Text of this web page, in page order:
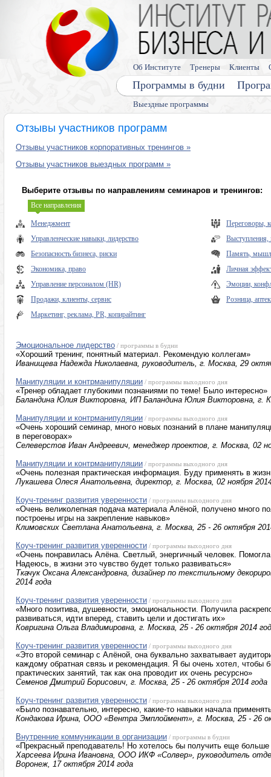
Выездные программы
Программы в будни
Об Институте Тренеры Клиенты
Отзывы участников программ
Отзывы участников корпоративных тренингов »
Отзывы участников выездных программ »
Выберите отзывы по направлениям семинаров и тренингов:
Все направления
Менеджмент
Управленческие навыки, лидерство
Безопасность бизнеса, риски
Экономика, право
Управление персоналом (HR)
Продажи, клиенты, сервис
Маркетинг, реклама, PR, копирайтинг
Переговоры,
Выступления,
Память,
Личная
Эмоции,
Розница,
Эмоциональное лидерство / программы в будни
«Хороший тренинг, понятный материал. Рекомендую коллегам»
Иванищева Надежда Николаевна, руководитель, г. Москва, 29
Манипуляции и контрманипуляции / программы выходного дня
«Тренер обладает глубокими познаниями по теме! Было интересно»
Баландина Юлия Викторовна, ИП Баландина Юлия Викторовна, г.
Манипуляции и контрманипуляции / программы выходного дня
«Очень хороший семинар, много новых познаний в плане
в переговорах»
Селеверстов Иван Андреевич, менеджер проектов, г. Москва, 02
Манипуляции и контрманипуляции / программы выходного дня
«Очень полезная практическая информация. Буду применять в
Лукашева Олеся Анатольевна, директор, г. Москва, 02 ноября
Коуч-тренинг развития уверенности / программы выходного дня
«Очень великолепная подача материала Алёной, получено много
построены игры на закрепление навыков»
Климовских Светлана Анатольевна, г. Москва, 25 - 26 октября
Коуч-тренинг развития уверенности / программы выходного дня
«Очень понравилась Алёна. Светлый, энергичный человек. Помогла
Надеюсь, в жизни это чувство будет только развиваться»
Ткачук Оксана Александровна, дизайнер по текстильному
2014 года
Коуч-тренинг развития уверенности / программы выходного дня
«Много позитива, душевности, эмоциональности. Получила
развиваться, идти вперед, ставить цели и достигать их»
Ковригина Ольга Владимировна, г. Москва, 25 - 26 октября 2014
Коуч-тренинг развития уверенности / программы выходного дня
«Это второй семинар с Алёной, она буквально захватывает
каждому обратная связь и рекомендация. Я бы очень хотел, чтобы
практических занятий, так как она проводит их очень ресурсно»
Семенов Дмитрий Борисович, г. Москва, 25 - 26 октября 2014 года
Коуч-тренинг развития уверенности / программы выходного дня
«Было познавательно, интересно, какие-то навыки начала
Кондакова Ирина, ООО «Вентра Эмплоймент», г. Москва, 25 - 26
Внутренние коммуникации в организации / программы в будни
«Прекрасный преподаватель! Но хотелось бы получить еще
Харсеева Ирина Ивановна, ООО ИКФ «Солвер», руководитель
Воронеж, 17 октября 2014 года